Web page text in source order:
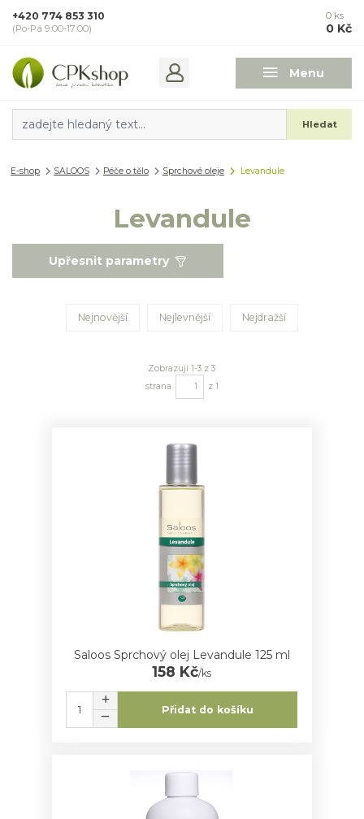
Menu
Hledat
+420 774 853 310
(Po-Pá 9:00-17:00)
0 ks
0 Kč
E-shop SALOOS Péče o tělo Sprchové oleje Levandule
Levandule
Upřesnit parametry
Nejnovější Nejlevnější Nejdražší
Zobrazuji 1-3 z 3
strana
z 1
Saloos Sprchový olej Levandule 125 ml
158 Kč/ks
Přidat do košíku